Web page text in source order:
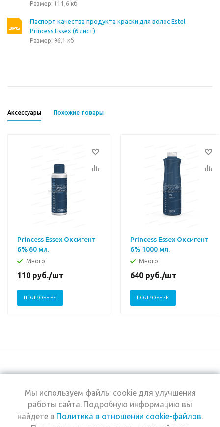
Размер: 111,6 кб
Паспорт качества продукта краски для волос Estel
Princess Essex (6 лист)
Размер: 96,1 кб
Аксессуары Похожие товары
Princess Essex Оксигент
6% 60 мл.
Много
110 руб./шт
ПОДРОБНЕЕ
Princess Essex Оксигент
6% 1000 мл.
Много
640 руб./шт
ПОДРОБНЕЕ
+7 (495) 969-0950
2026 © Интернет-
Компания
Мы используем файлы cookie для улучшения
работы сайта. Подробную информацию вы
найдете в Политика в отношении cookie-файлов.